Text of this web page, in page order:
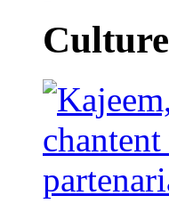
Culture